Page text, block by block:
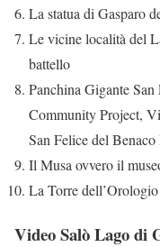
La statua di Gasparo
Le vicine località del
battello
Panchina Gigante
Community Project,
San Felice del Benaco
Il Musa ovvero il
La Torre dell’Orologio
Video Salò Lago di